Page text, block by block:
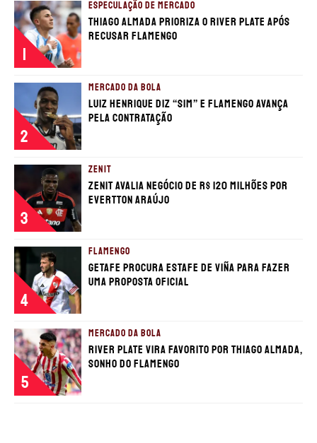
TERMOS E CONDIÇÕES
POLÍTICA DE PRIVACIDADE
POLÍTICA DE COOKIES
Somos Fanáticos, assim como Futbol Sites, é
uma empresa pertencente à Better
Collective. Todos os direitos reservados.
+18 |Jogue com responsabilidade
Aplicam-se os Termos e Condições | Conteúdo
Comercial | Ministério da Fazenda adverte: Aposta não
é investimento.
1
ESPECULAÇÃO DE MERCADO
Thiago Almada prioriza o River Plate após
recusar Flamengo
2
MERCADO DA BOLA
Luiz Henrique diz “sim” e Flamengo avança
pela contratação
3
ZENIT
Zenit avalia negócio de R$ 120 milhões por
Evertton Araújo
4
FLAMENGO
Getafe procura estafe de Viña para fazer
uma proposta oficial
5
MERCADO DA BOLA
River Plate vira favorito por Thiago Almada,
sonho do Flamengo